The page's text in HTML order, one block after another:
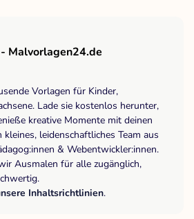
Malvorlagen24.de
Vorlagen für Kinder,
Lade sie kostenlos herunter,
kreative Momente mit deinen
leidenschaftliches Team aus
& Webentwickler:innen.
Ausmalen für alle zugänglich,
Inhaltsrichtlinien.